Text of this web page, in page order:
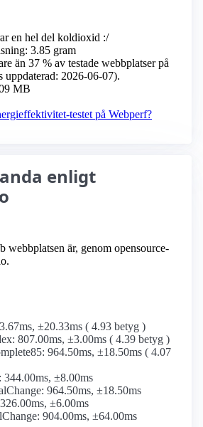
en hel del koldioxid :/
3.85 gram
än 37 % av testade webbplatser på
uppdaterad: 2026-06-07).
MB
testet på Webperf?
enligt
webbplatsen är, genom opensource-
±20.33ms ( 4.93 betyg )
807.00ms, ±3.00ms ( 4.39 betyg )
964.50ms, ±18.50ms ( 4.07
±8.00ms
964.50ms, ±18.50ms
±6.00ms
904.00ms, ±64.00ms